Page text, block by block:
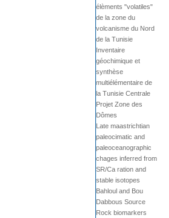
élèments "volatiles"
de la zone du
volcanisme du Nord
de la Tunisie
Inventaire
géochimique et
synthèse
multiélémentaire de
la Tunisie Centrale
Projet Zone des
Dômes
Late maastrichtian
paleocimatic and
paleoceanographic
chages inferred from
SR/Ca ration and
stable isotopes
Bahloul and Bou
Dabbous Source
Rock biomarkers